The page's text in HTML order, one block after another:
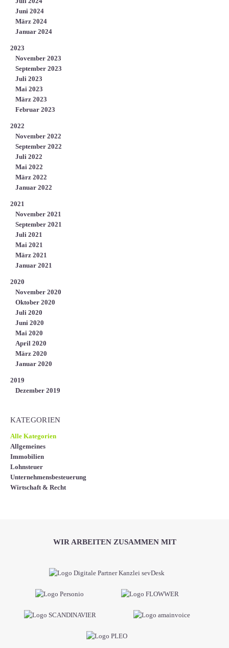
Juni 2024
März 2024
Januar 2024
2023
November 2023
September 2023
Juli 2023
Mai 2023
März 2023
Februar 2023
2022
November 2022
September 2022
Juli 2022
Mai 2022
März 2022
Januar 2022
2021
November 2021
September 2021
Juli 2021
Mai 2021
März 2021
Januar 2021
2020
November 2020
Oktober 2020
Juli 2020
Juni 2020
Mai 2020
April 2020
März 2020
Januar 2020
2019
Dezember 2019
KATEGORIEN
Alle Kategorien
Allgemeines
Immobilien
Lohnsteuer
Unternehmensbesteuerung
Wirtschaft & Recht
WIR ARBEITEN ZUSAMMEN MIT